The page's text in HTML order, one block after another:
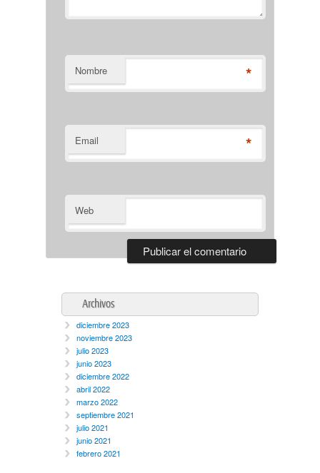
Nombre *
Email *
Web
Archivos
diciembre 2023
noviembre 2023
julio 2023
junio 2023
diciembre 2022
abril 2022
marzo 2022
septiembre 2021
julio 2021
junio 2021
febrero 2021